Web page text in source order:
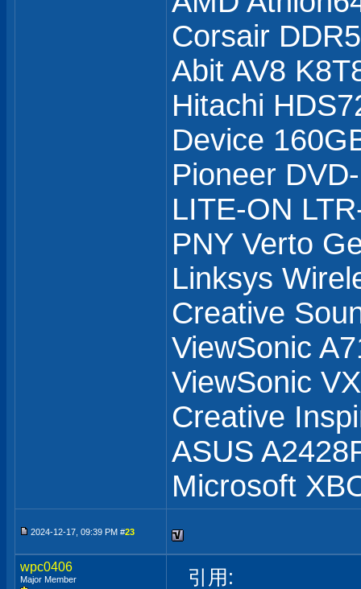
Corsair
Abit AV8
Hitachi
Device
Pioneer
LITE-ON
PNY Verto
Linksys
Creative
ViewSonic
ViewSonic
Creative
ASUS
Microsoft
2024-12-17, 09:39 PM #23
wpc0406
Major Member 引用: